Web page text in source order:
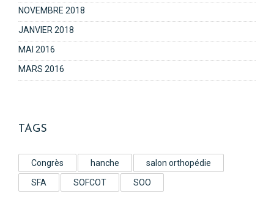
NOVEMBRE 2018
JANVIER 2018
MAI 2016
MARS 2016
TAGS
Congrès hanche
salon orthopédie
SFA
SOFCOT SOO